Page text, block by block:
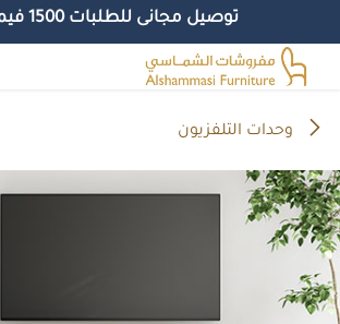
توصيل مجانى للطلبات 1500 فيما فوق
تخطي للذهاب إلى المحتوى
وحدات التلفزيون